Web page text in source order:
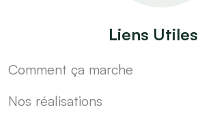
Liens Utiles
Comment ça marche
Nos réalisations